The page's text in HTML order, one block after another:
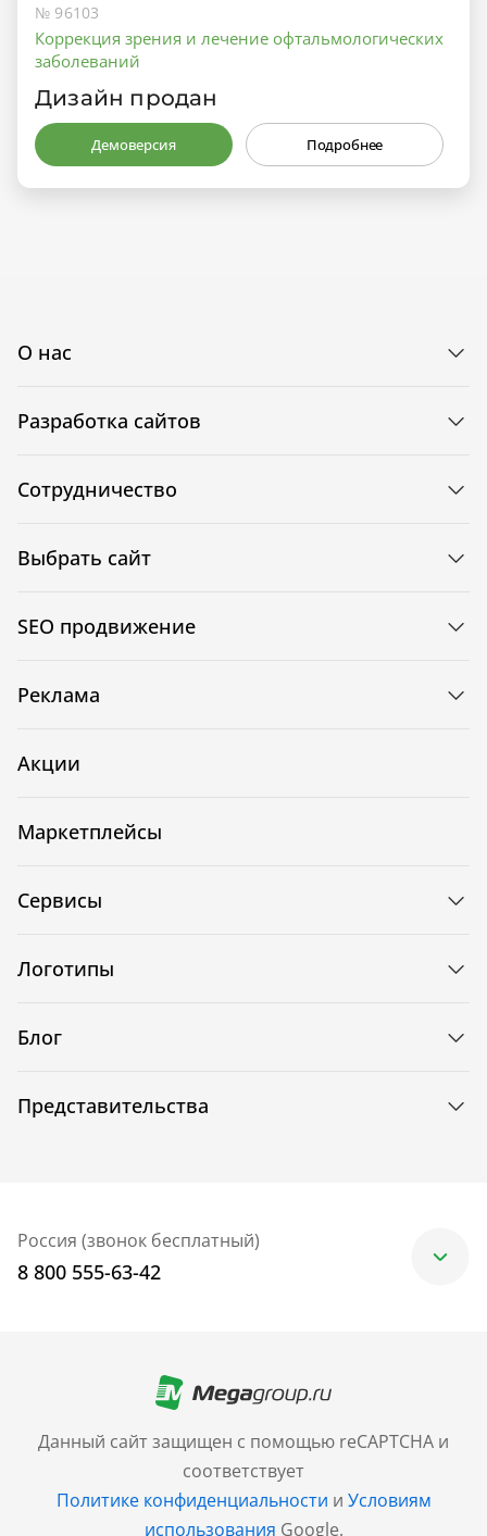
№ 96103
Коррекция зрения и лечение офтальмологических
заболеваний
Дизайн продан
Демоверсия Подробнее
Данный сайт защищен с помощью reCAPTCHA и
соответствует
Политике конфиденциальности и Условиям
использования Google.
О нас
Разработка сайтов
Сотрудничество
Выбрать сайт
SEO продвижение
Реклама
Акции
Маркетплейсы
Сервисы
Логотипы
Блог
Представительства
Россия (звонок бесплатный)
8 800 555-63-42
+7 (499) 705-30-10
Санкт-Петербург
+7 (812) 600-77-33
Барнаул